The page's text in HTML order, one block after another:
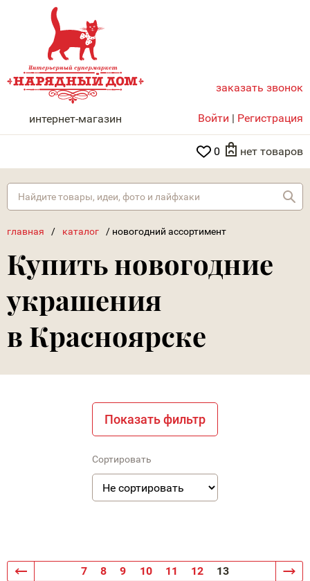
НАРЯДНЫЙ ДОМ
интернет-магазин
заказать звонок
Войти | Регистрация
0 нет товаров
главная / каталог / новогодний ассортимент
Купить новогодние
украшения
в Красноярске
7 8 9 10 11 12 13
Показать фильтр
Сортировать